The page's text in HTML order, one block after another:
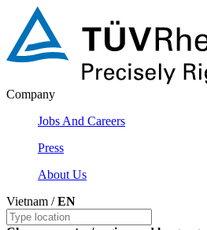
Company
Jobs And Careers
Press
About Us
Vietnam /EN